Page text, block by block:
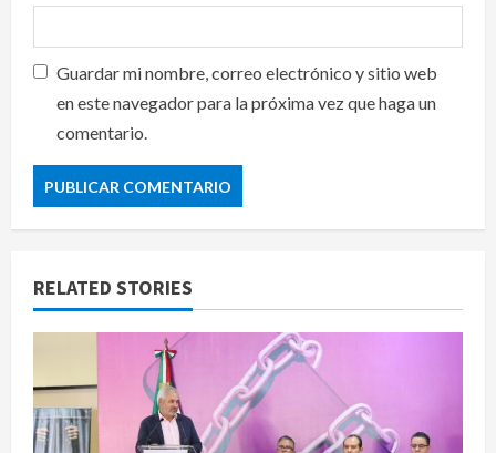
Guardar mi nombre, correo electrónico y sitio web
en este navegador para la próxima vez que haga un
comentario.
RELATED STORIES